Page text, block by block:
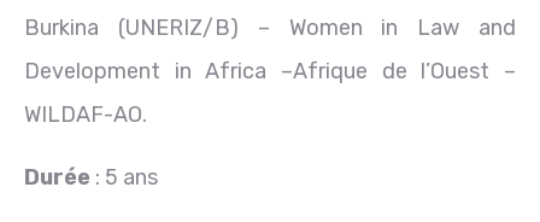
Burkina (UNERIZ/B) – Women in Law and
Development in Africa –Afrique de l’Ouest –
WILDAF-AO.
Durée : 5 ans